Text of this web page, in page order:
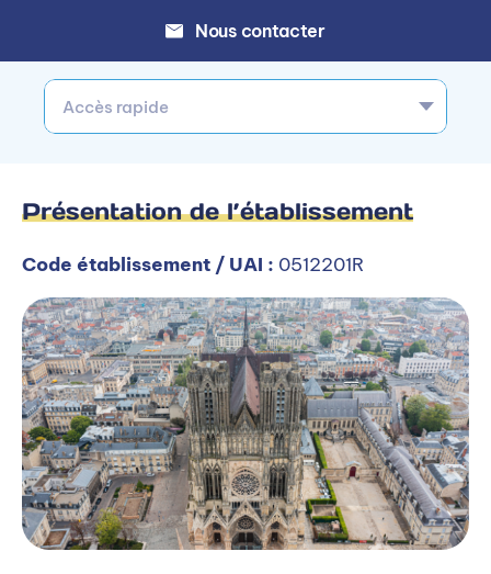
Nous contacter
Accès rapide
Présentation de l’établissement
Code établissement / UAI : 0512201R